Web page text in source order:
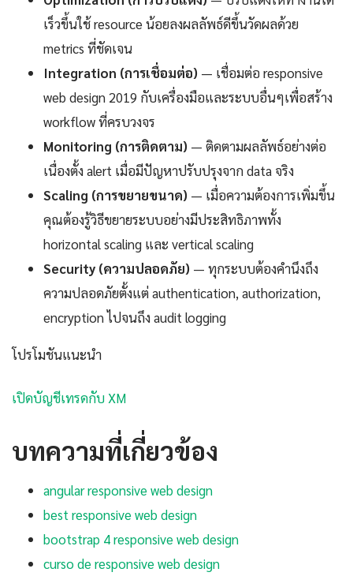
เร็วขึ้นใช้ resource น้อยลงผลลัพธ์ดีขึ้นวัดผลด้วย
metrics ที่ชัดเจน
Integration (การเชื่อมต่อ) — เชื่อมต่อ responsive
web design 2019 กับเครื่องมือและระบบอื่นๆเพื่อสร้าง
workflow ที่ครบวงจร
Monitoring (การติดตาม) — ติดตามผลลัพธ์อย่างต่อ
เนื่องตั้ง alert เมื่อมีปัญหาปรับปรุงจาก data จริง
Scaling (การขยายขนาด) — เมื่อความต้องการเพิ่มขึ้น
คุณต้องรู้วิธีขยายระบบอย่างมีประสิทธิภาพทั้ง
horizontal scaling และ vertical scaling
Security (ความปลอดภัย) — ทุกระบบต้องคำนึงถึง
ความปลอดภัยตั้งแต่ authentication, authorization,
encryption ไปจนถึง audit logging
โปรโมชันแนะนำ
เปิดบัญชีเทรดกับ XM
บทความที่เกี่ยวข้อง
angular responsive web design
best responsive web design
bootstrap 4 responsive web design
curso de responsive web design